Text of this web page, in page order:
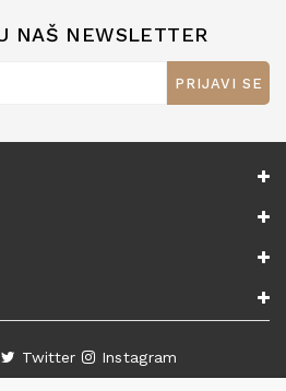
NAŠ NEWSLETTER
PRIJAVI SE
Twitter Instagram